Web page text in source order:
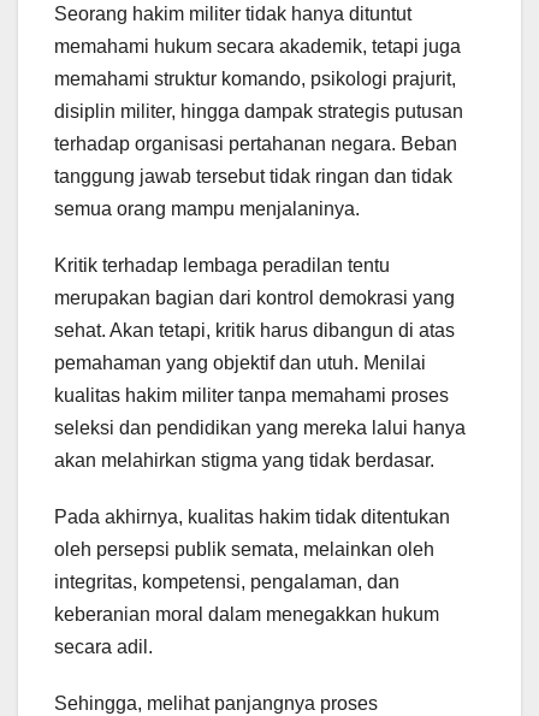
Seorang hakim militer tidak hanya dituntut
memahami hukum secara akademik, tetapi juga
memahami struktur komando, psikologi prajurit,
disiplin militer, hingga dampak strategis putusan
terhadap organisasi pertahanan negara. Beban
tanggung jawab tersebut tidak ringan dan tidak
semua orang mampu menjalaninya.
Kritik terhadap lembaga peradilan tentu
merupakan bagian dari kontrol demokrasi yang
sehat. Akan tetapi, kritik harus dibangun di atas
pemahaman yang objektif dan utuh. Menilai
kualitas hakim militer tanpa memahami proses
seleksi dan pendidikan yang mereka lalui hanya
akan melahirkan stigma yang tidak berdasar.
Pada akhirnya, kualitas hakim tidak ditentukan
oleh persepsi publik semata, melainkan oleh
integritas, kompetensi, pengalaman, dan
keberanian moral dalam menegakkan hukum
secara adil.
Sehingga, melihat panjangnya proses